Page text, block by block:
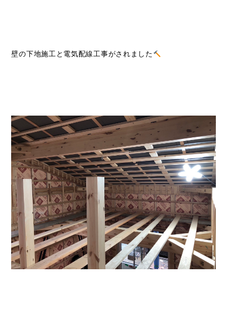
壁の下地施工と電気配線工事がされました